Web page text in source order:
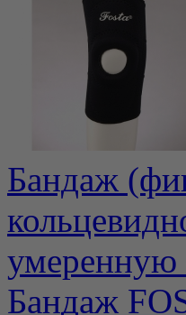
Бандаж
умеренную
Бандаж